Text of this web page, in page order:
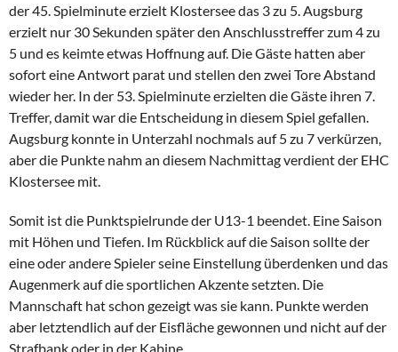
der 45. Spielminute erzielt Klostersee das 3 zu 5. Augsburg
erzielt nur 30 Sekunden später den Anschlusstreffer zum 4 zu
5 und es keimte etwas Hoffnung auf. Die Gäste hatten aber
sofort eine Antwort parat und stellen den zwei Tore Abstand
wieder her. In der 53. Spielminute erzielten die Gäste ihren 7.
Treffer, damit war die Entscheidung in diesem Spiel gefallen.
Augsburg konnte in Unterzahl nochmals auf 5 zu 7 verkürzen,
aber die Punkte nahm an diesem Nachmittag verdient der EHC
Klostersee mit.
Somit ist die Punktspielrunde der U13-1 beendet. Eine Saison
mit Höhen und Tiefen. Im Rückblick auf die Saison sollte der
eine oder andere Spieler seine Einstellung überdenken und das
Augenmerk auf die sportlichen Akzente setzten. Die
Mannschaft hat schon gezeigt was sie kann. Punkte werden
aber letztendlich auf der Eisfläche gewonnen und nicht auf der
Strafbank oder in der Kabine.